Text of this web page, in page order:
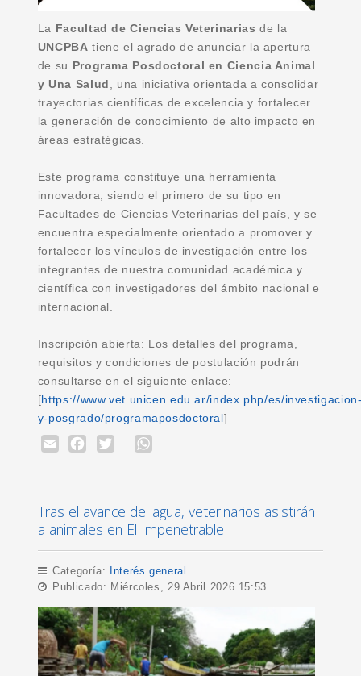
La Facultad de Ciencias Veterinarias de la
UNCPBA tiene el agrado de anunciar la apertura
de su Programa Posdoctoral en Ciencia Animal
y Una Salud
, una iniciativa orientada a consolidar
trayectorias científicas de excelencia y fortalecer
la generación de conocimiento de alto impacto en
áreas estratégicas.
Este programa constituye una herramienta
innovadora, siendo el primero de su tipo en
Facultades de Ciencias Veterinarias del país, y se
encuentra especialmente orientado a promover y
fortalecer los vínculos de investigación entre los
integrantes de nuestra comunidad académica y
científica con investigadores del ámbito nacional e
internacional.
Inscripción abierta: Los detalles del programa,
requisitos y condiciones de postulación podrán
consultarse en el siguiente enlace:
[https://www.vet.unicen.edu.ar/index.php/es/
y-posgrado/programaposdoctoral]
EmailFacebook
Twitter
Tras el avance del agua, veterinarios asistirán
a animales en El Impenetrable
Categoría:
Interés general
Publicado: Miércoles, 29 Abril 2026 15:53